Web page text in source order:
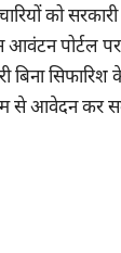
को
आवंटन पोर्टल
बिना
से आवेदन कर